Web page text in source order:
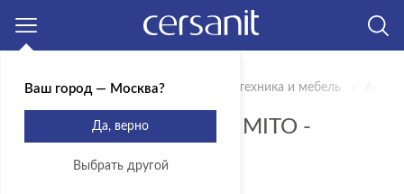
Главная Продукты Сантехника и мебель
АКРИЛОВЫЕ ВАННЫ MITO -
ОБЪЕМ 180 Л
Ваш город — Москва?
Да, верно
Выбрать другой